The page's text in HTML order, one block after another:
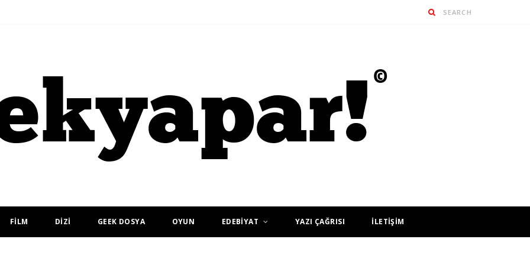
FİLM DİZİ GEEK DOSYA OYUN EDEBİYAT YAZI ÇAĞRISI İLETİŞİM